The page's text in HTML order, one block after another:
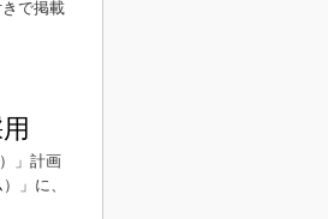
で掲載
」計画
」に、